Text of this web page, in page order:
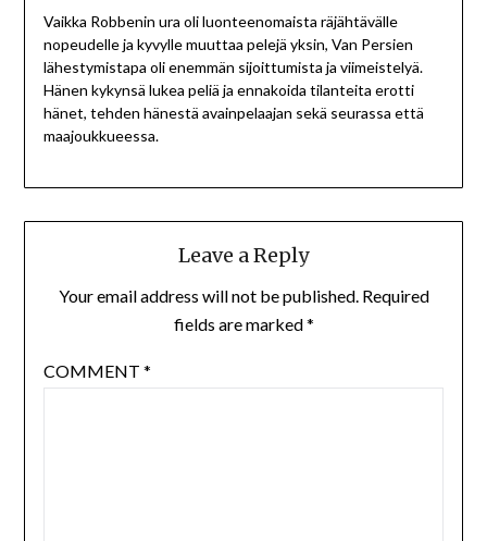
Vaikka Robbenin ura oli luonteenomaista räjähtävälle
nopeudelle ja kyvylle muuttaa pelejä yksin, Van Persien
lähestymistapa oli enemmän sijoittumista ja viimeistelyä.
Hänen kykynsä lukea peliä ja ennakoida tilanteita erotti
hänet, tehden hänestä avainpelaajan sekä seurassa että
maajoukkueessa.
Leave a Reply
Your email address will not be published. Required
fields are marked*
COMMENT *